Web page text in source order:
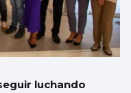
luchando